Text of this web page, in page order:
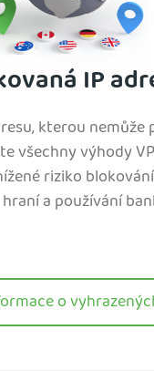
IP
kterou nemůže
všechny výhody
riziko
a používání
o